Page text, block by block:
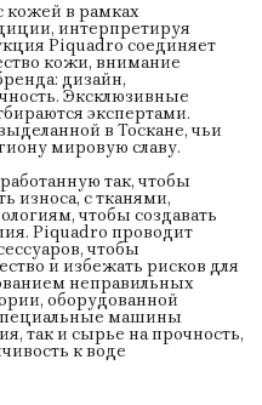
кожей в рамках
интерпретируя
Piquadro соединяет
кожи, внимание
дизайн,
Эксклюзивные
экспертами.
в Тоскане, чьи
мировую славу.
так, чтобы
износа, с тканями,
чтобы создавать
Piquadro проводит
чтобы
и избежать рисков для
неправильных
оборудованной
машины
так и сырье на прочность,
к воде